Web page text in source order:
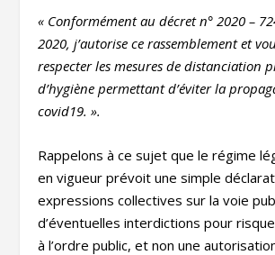
« Conformément au décret n° 2020 –
2020, j’autorise ce rassemblement et
respecter les mesures de distanciation
d’hygiène permettant d’éviter la
covid19. ».
Rappelons à ce sujet que le régime
en vigueur prévoit une simple
expressions collectives sur la voie
d’éventuelles interdictions pour
à l’ordre public, et non une